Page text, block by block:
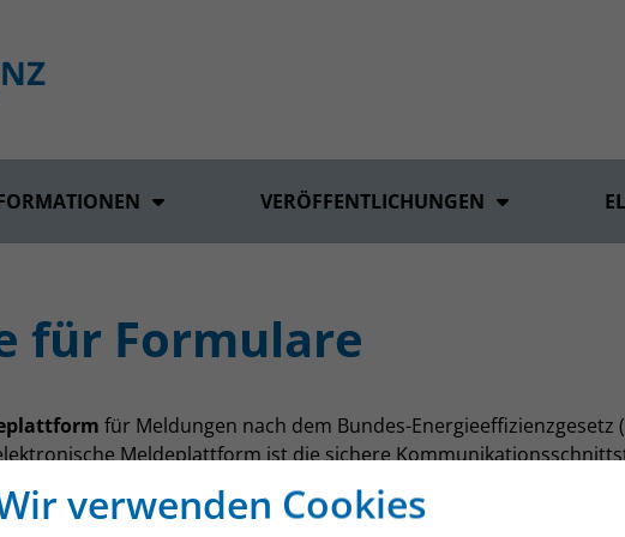
verwenden Cookies
VERÖFFENTLICHUNGEN
für Formulare
für Meldungen nach dem Bundes-Energieeffizienzgesetz
Meldeplattform ist die sichere
dem EEffG. Zugriff erhalten Sie über das